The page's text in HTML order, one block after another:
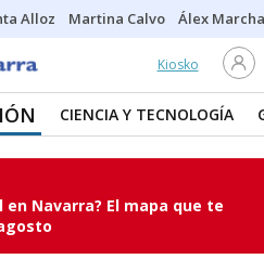
Alloz Martina Calvo Álex
Kiosko
CIENCIA Y TECNOLOGÍA
Navarra? El mapa que te